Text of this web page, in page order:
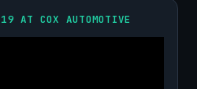
AT COX AUTOMOTIVE